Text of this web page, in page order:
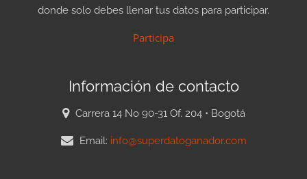
donde solo debes llenar tus datos para participar.
Participa
Información de contacto
Carrera 14 No 90-31 Of. 204 • Bogotá
Email: info@superdatoganador.com